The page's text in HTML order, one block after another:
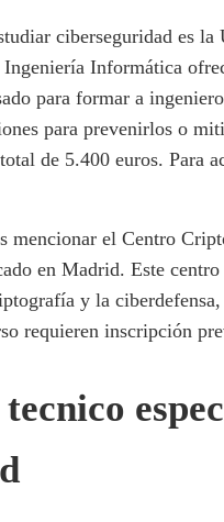
ciberseguridad es
Informática
para formar a
para prevenirlos o
de 5.400 euros. Para
mencionar el Centro
en Madrid. Este
y la
requieren inscripción